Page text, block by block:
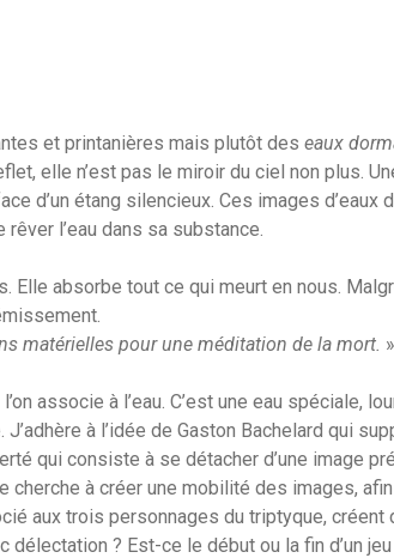
et printanières mais plutôt des eaux
elle n’est pas le miroir du ciel non plus.
étang silencieux. Ces images d’eaux
l’eau dans sa substance.
absorbe tout ce qui meurt en nous.
matérielles pour une méditation de la mort.
associe à l’eau. C’est une eau spéciale,
à l’idée de Gaston Bachelard qui
qui consiste à se détacher d’une image
cherche à créer une mobilité des images,
aux trois personnages du triptyque,
? Est-ce le début ou la fin d’un